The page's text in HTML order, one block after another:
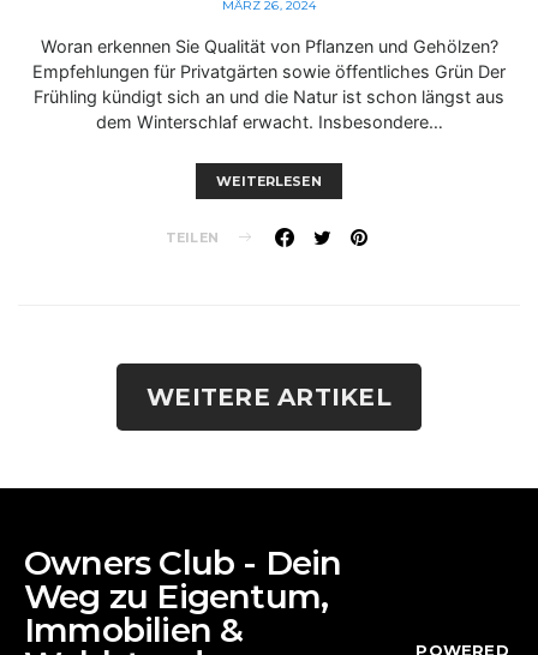
MÄRZ 26, 2024
Woran erkennen Sie Qualität von Pflanzen und Gehölzen?
Empfehlungen für Privatgärten sowie öffentliches Grün Der
Frühling kündigt sich an und die Natur ist schon längst aus
dem Winterschlaf erwacht. Insbesondere…
WEITERLESEN
TEILEN
WEITERE ARTIKEL
Owners Club - Dein
Weg zu Eigentum,
Immobilien &
POWERED